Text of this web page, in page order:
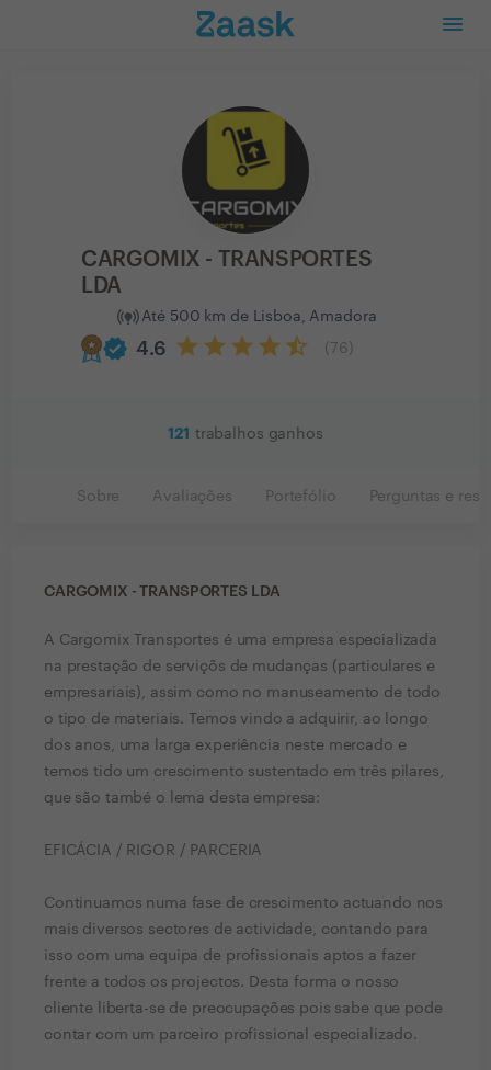
CARGOMIX - TRANSPORTES
LDA
Até 500 km de Lisboa, Amadora
4.6 76
verified
121 trabalhos ganhos
Sobre Avaliações Portefólio Perguntas e
CARGOMIX - TRANSPORTES LDA
A Cargomix Transportes é uma empresa especializada
na prestação de serviçõs de mudanças (particulares e
empresariais), assim como no manuseamento de todo
o tipo de materiais. Temos vindo a adquirir, ao longo
dos anos, uma larga experiência neste mercado e
temos tido um crescimento sustentado em três pilares,
que são també o lema desta empresa:
EFICÁCIA / RIGOR / PARCERIA
Continuamos numa fase de crescimento actuando nos
mais diversos sectores de actividade, contando para
isso com uma equipa de profissionais aptos a fazer
frente a todos os projectos. Desta forma o nosso
cliente liberta-se de preocupações pois sabe que pode
contar com um parceiro profissional especializado.